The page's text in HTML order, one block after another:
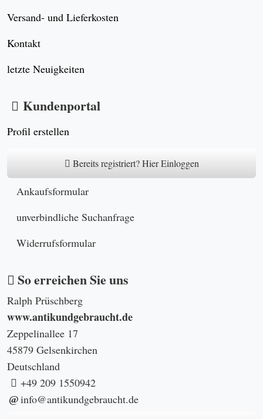
Versand- und Lieferkosten
Kontakt
letzte Neuigkeiten
Kundenportal
Profil erstellen
Bereits registriert? Hier Einloggen
Ankaufsformular
unverbindliche Suchanfrage
Widerrufsformular
So erreichen Sie uns
Ralph Prüschberg
www.antikundgebraucht.de
Zeppelinallee 17
45879 Gelsenkirchen
Deutschland
+49 209 1550942
info@antikundgebraucht.de